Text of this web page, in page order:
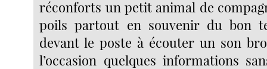
réconforts un petit animal de
poils partout en souvenir du bon
devant le poste à écouter un son
l’occasion quelques informations